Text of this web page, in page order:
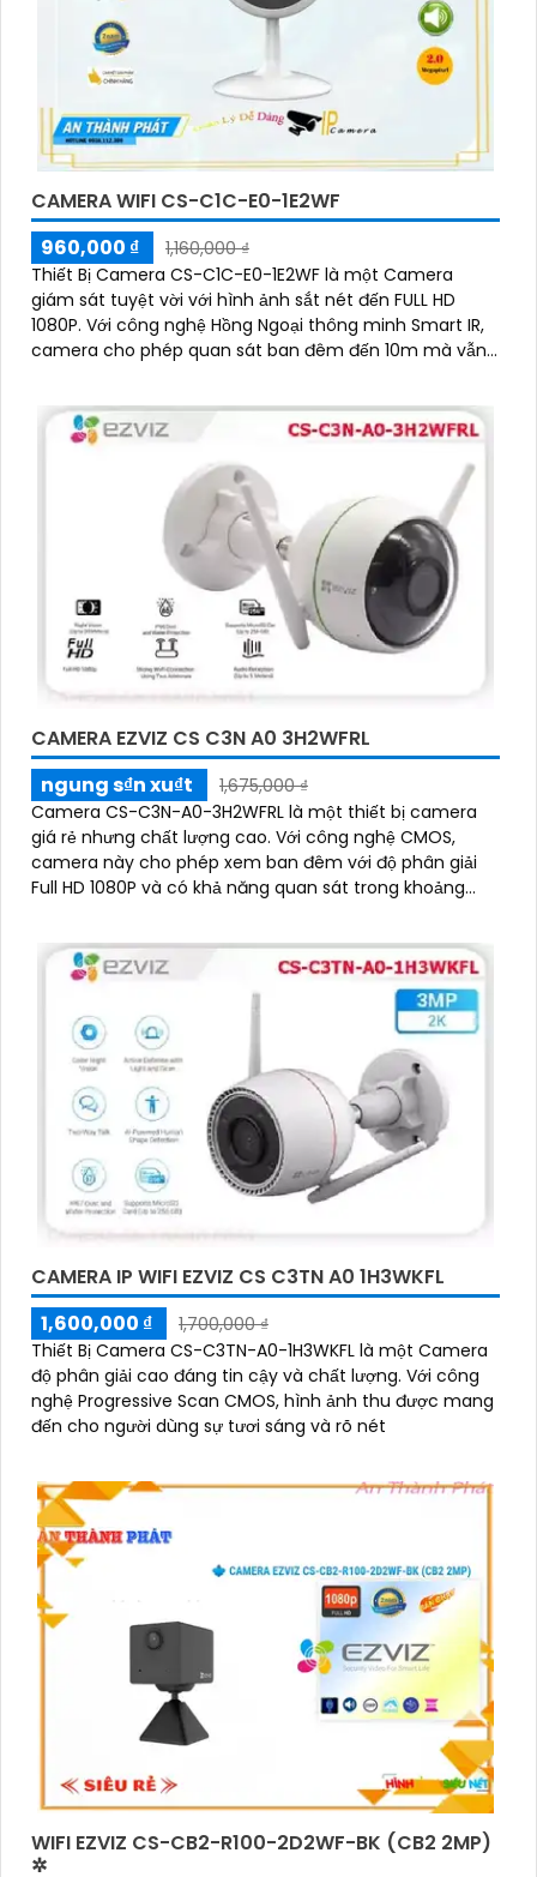
CAMERA WIFI CS-C1C-E0-1E2WF
960,000 ₫
1,160,000 ₫
Thiết Bị Camera CS-C1C-E0-1E2WF là một Camera
giám sát tuyệt vời với hình ảnh sắt nét đến FULL HD
1080P. Với công nghệ Hồng Ngoại thông minh Smart IR,
camera cho phép quan sát ban đêm đến 10m mà vẫn
CAMERA EZVIZ CS C3N A0 3H2WFRL
ngung s₫n xu₫t
1,675,000 ₫
Camera CS-C3N-A0-3H2WFRL là một thiết bị camera
giá rẻ nhưng chất lượng cao. Với công nghệ CMOS,
camera này cho phép xem ban đêm với độ phân giải
Full HD 1080P và có khả năng quan sát trong khoảng
CAMERA IP WIFI EZVIZ CS C3TN A0 1H3WKFL
1,600,000 ₫
1,700,000 ₫
Thiết Bị Camera CS-C3TN-A0-1H3WKFL là một Camera
độ phân giải cao đáng tin cậy và chất lượng. Với công
nghệ Progressive Scan CMOS, hình ảnh thu được mang
đến cho người dùng sự tươi sáng và rõ nét
WIFI EZVIZ CS-CB2-R100-2D2WF-BK (CB2 2MP)
✲